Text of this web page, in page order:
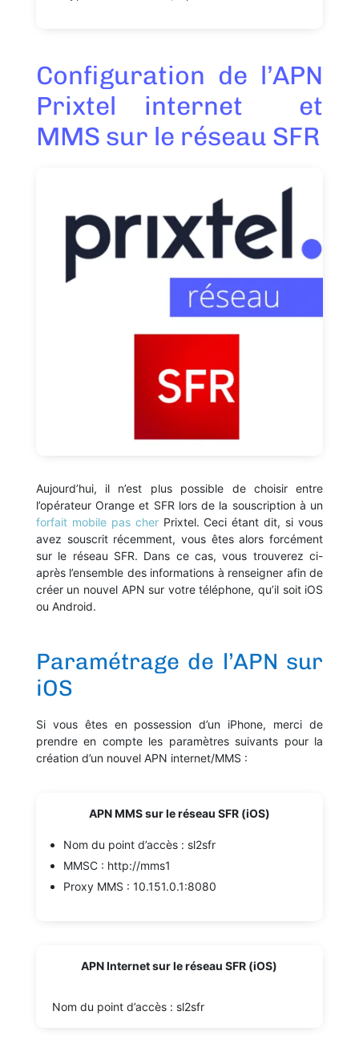
Configuration de l’APN
Prixtel internet et
MMS sur le réseau SFR
Aujourd’hui, il n’est plus possible de choisir entre
l’opérateur Orange et SFR lors de la souscription à un
forfait mobile pas cher Prixtel. Ceci étant dit, si vous
avez souscrit récemment, vous êtes alors forcément
sur le réseau SFR. Dans ce cas, vous trouverez ci-
après l’ensemble des informations à renseigner afin de
créer un nouvel APN sur votre téléphone, qu’il soit iOS
ou Android.
Paramétrage de l’APN sur
iOS
Si vous êtes en possession d’un iPhone, merci de
prendre en compte les paramètres suivants pour la
création d’un nouvel APN internet/MMS :
APNMMS sur le réseau SFR (iOS)
Nom du point d’accès : sl2sfr
MMSC : http://mms1
Proxy MMS : 10.151.0.1:8080
APN Internet sur le réseau SFR (iOS)
Nom du point d’accès : sl2sfr